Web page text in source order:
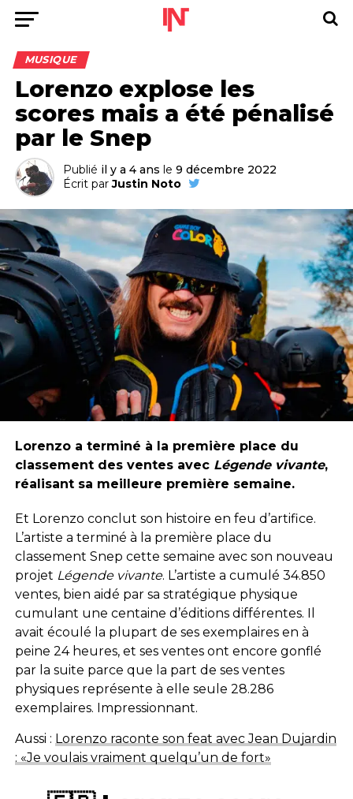
MUSIQUE
Lorenzo explose les
scores mais a été pénalisé
par le Snep
Publié il y a 4 ans le 9 décembre 2022
Écrit par Justin Noto
Lorenzo a terminé à la première place du
classement des ventes avec Légende vivante,
réalisant sa meilleure première semaine.
Et Lorenzo conclut son histoire en feu d’artifice.
L’artiste a terminé à la première place du
classement Snep cette semaine avec son nouveau
projet Légende vivante. L’artiste a cumulé 34.850
ventes, bien aidé par sa stratégique physique
cumulant une centaine d’éditions différentes. Il
avait écoulé la plupart de ses exemplaires en à
peine 24 heures, et ses ventes ont encore gonflé
par la suite parce que la part de ses ventes
physiques représente à elle seule 28.286
exemplaires. Impressionnant.
Aussi : Lorenzo raconte son feat avec Jean Dujardin
: «Je voulais vraiment quelqu’un de fort»